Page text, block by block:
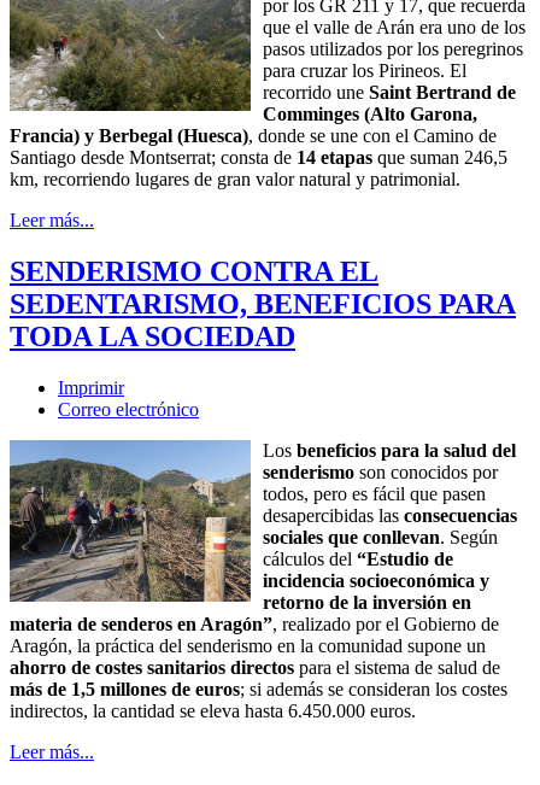
por los GR 211 y 17, que recuerda
que el valle de Arán era uno de los
pasos utilizados por los peregrinos
para cruzar los Pirineos. El
recorrido une Saint Bertrand de
Comminges (Alto Garona,
Francia) y Berbegal (Huesca), donde se une con el Camino de
Santiago desde Montserrat; consta de 14 etapas que suman 246,5
km, recorriendo lugares de gran valor natural y patrimonial.
Leer más...
SENDERISMO CONTRA EL
SEDENTARISMO, BENEFICIOS PARA
TODA LA SOCIEDAD
Imprimir
Correo electrónico
Los beneficios para la salud del
senderismo son conocidos por
todos, pero es fácil que pasen
desapercibidas las consecuencias
sociales que conllevan. Según
cálculos del “Estudio de
incidencia socioeconómica y
retorno de la inversión en
materia de senderos en Aragón”, realizado por el Gobierno de
Aragón, la práctica del senderismo en la comunidad supone un
ahorro de costes sanitarios directos para el sistema de salud de
más de 1,5 millones de euros; si además se consideran los costes
indirectos, la cantidad se eleva hasta 6.450.000 euros.
Leer más...